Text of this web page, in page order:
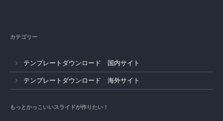
カテゴリー
テンプレートダウンロード 国内サイト
テンプレートダウンロード 海外サイト
もっとかっこいいスライドが作りたい！